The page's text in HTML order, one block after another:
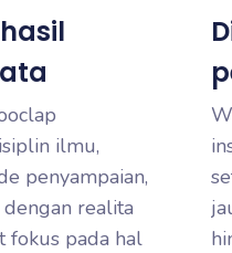
ilmu,
penyampaian,
realita
fokus pada hal